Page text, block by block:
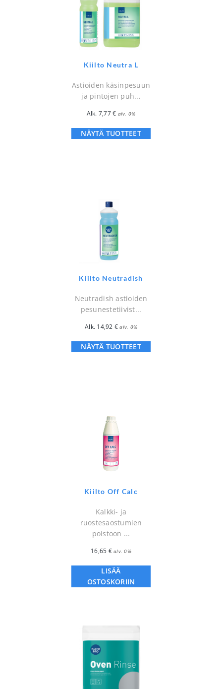
Kiilto Neutra L
Astioiden käsinpesuun
ja pintojen puh...
Alk. 7,77€ alv. 0%
NÄYTÄ TUOTTEET
Kiilto Neutradish
Neutradish astioiden
pesunestetiivist...
Alk. 14,92 € alv. 0%
NÄYTÄ TUOTTEET
Kiilto Off Calc
Kalkki- ja
ruostesaostumien
poistoon ...
16,65 € alv. 0%
LISÄÄ
OSTOSKORIIN